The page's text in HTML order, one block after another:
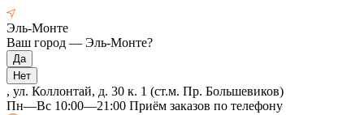
Эль-Монте
Ваш город — Эль-Монте?
, ул. Коллонтай, д. 30 к. 1 (ст.м. Пр. Большевиков)
Пн—Вс 10:00—21:00 Приём заказов по телефону